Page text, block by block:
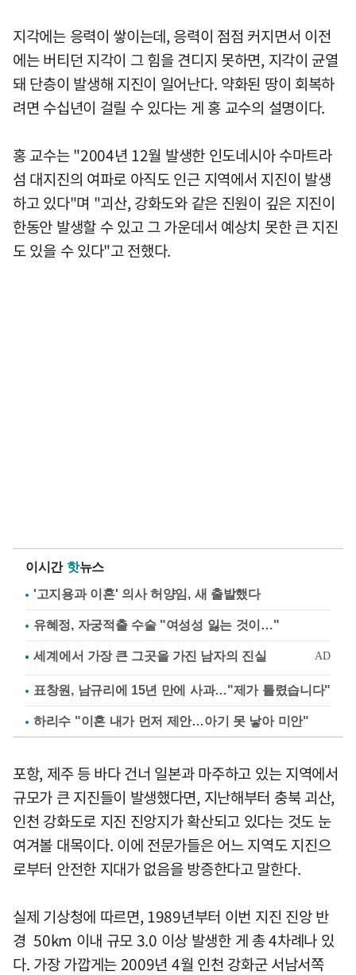
지각에는 응력이 쌓이는데, 응력이 점점 커지면서 이전
에는 버티던 지각이 그 힘을 견디지 못하면, 지각이 균열
돼 단층이 발생해 지진이 일어난다. 약화된 땅이 회복하
려면 수십년이 걸릴 수 있다는 게 홍 교수의 설명이다.
홍 교수는 "2004년 12월 발생한 인도네시아 수마트라
섬 대지진의 여파로 아직도 인근 지역에서 지진이 발생
하고 있다"며 "괴산, 강화도와 같은 진원이 깊은 지진이
한동안 발생할 수 있고 그 가운데서 예상치 못한 큰 지진
도 있을 수 있다"고 전했다.
이시간 핫뉴스
'고지용과 이혼' 의사 허양임, 새 출발했다
유혜정, 자궁적출 수술 "여성성 잃는 것이…"
표창원, 남규리에 15년 만에 사과…"제가 틀렸습니다"
하리수 "이혼 내가 먼저 제안…아기 못 낳아 미안"
포항, 제주 등 바다 건너 일본과 마주하고 있는 지역에서
규모가 큰 지진들이 발생했다면, 지난해부터 충북 괴산,
인천 강화도로 지진 진앙지가 확산되고 있다는 것도 눈
여겨볼 대목이다. 이에 전문가들은 어느 지역도 지진으
로부터 안전한 지대가 없음을 방증한다고 말한다.
실제 기상청에 따르면, 1989년부터 이번 지진 진앙 반
경 50km 이내 규모 3.0 이상 발생한 게 총 4차례나 있
다. 가장 가깝게는 2009년 4월 인천 강화군 서남서쪽